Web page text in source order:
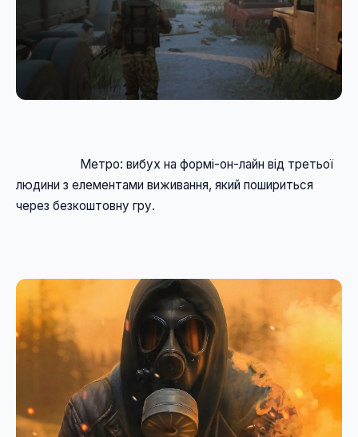
людини з елементами виживання, який пошириться
через безкоштовну гру.